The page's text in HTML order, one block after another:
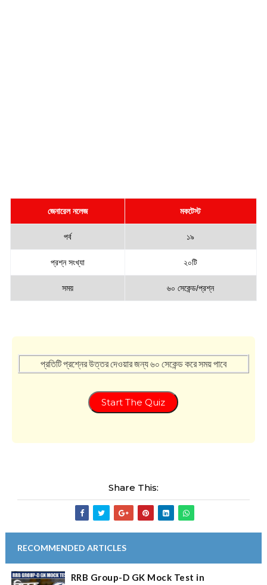
জেনারেল নলেজ মকটেস্ট
পর্ব ১৯
প্রশ্ন সংখ্যা ২০টি
সময় ৬০ সেকেন্ড/প্রশ্ন
প্রতিটি প্রশ্নের উত্তর দেওয়ার জন্য ৬০ সেকেন্ড করে সময় পাবে
Start The Quiz
Share This:
RECOMMENDED ARTICLES
RRB Group-D GK Mock Test in